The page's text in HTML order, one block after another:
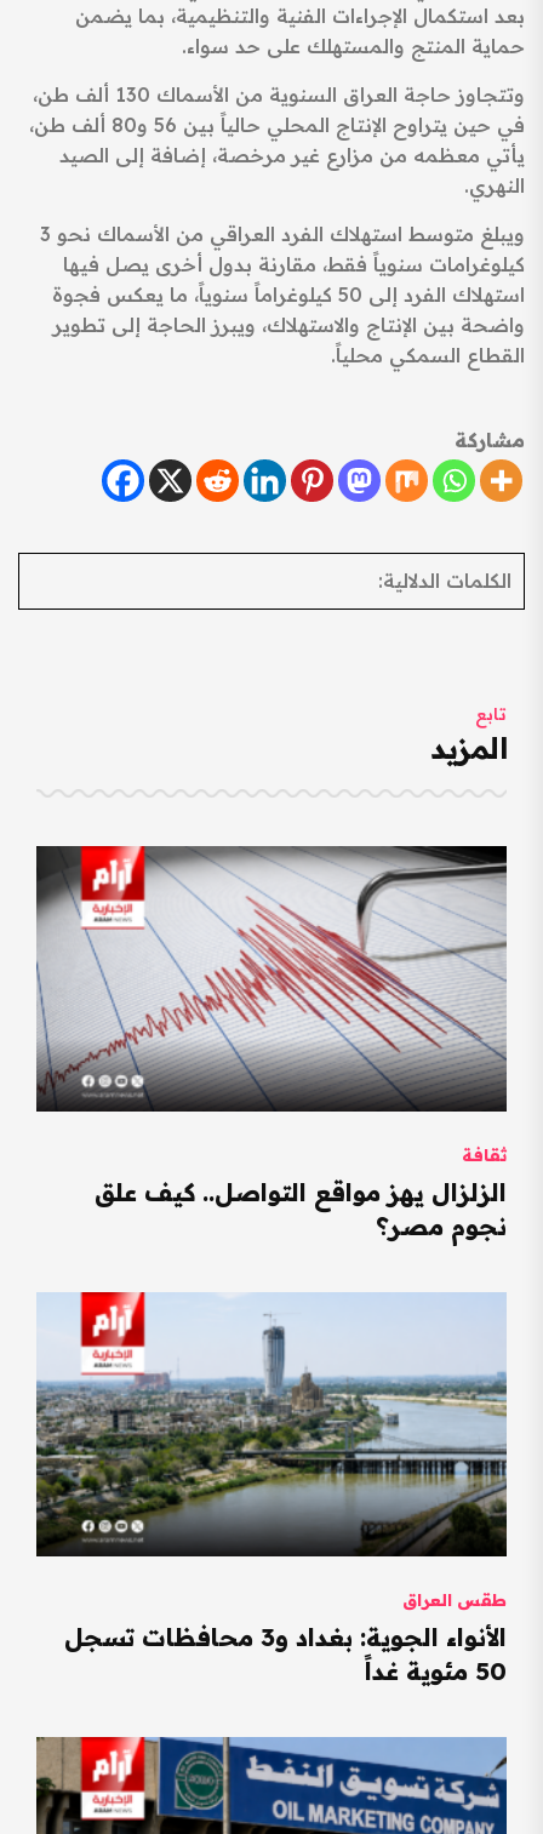
بعد استكمال الإجراءات الفنية والتنظيمية، بما يضمن
حماية المنتج والمستهلك على حد سواء.
وتتجاوز حاجة العراق السنوية من الأسماك 130 ألف طن،
في حين يتراوح الإنتاج المحلي حالياً بين 56 و80 ألف طن،
يأتي معظمه من مزارع غير مرخصة، إضافة إلى الصيد
النهري.
ويبلغ متوسط استهلاك الفرد العراقي من الأسماك نحو 3
كيلوغرامات سنوياً فقط، مقارنة بدول أخرى يصل فيها
استهلاك الفرد إلى 50 كيلوغراماً سنوياً، ما يعكس فجوة
واضحة بين الإنتاج والاستهلاك، ويبرز الحاجة إلى تطوير
القطاع السمكي محلياً.
مشاركة
الكلمات الدلالية:
تابع
المزيد
ثقافة
الزلزال يهز مواقع التواصل.. كيف علق
نجوم مصر؟
طقس العراق
الأنواء الجوية: بغداد و3 محافظات تسجل
50 مئوية غداً